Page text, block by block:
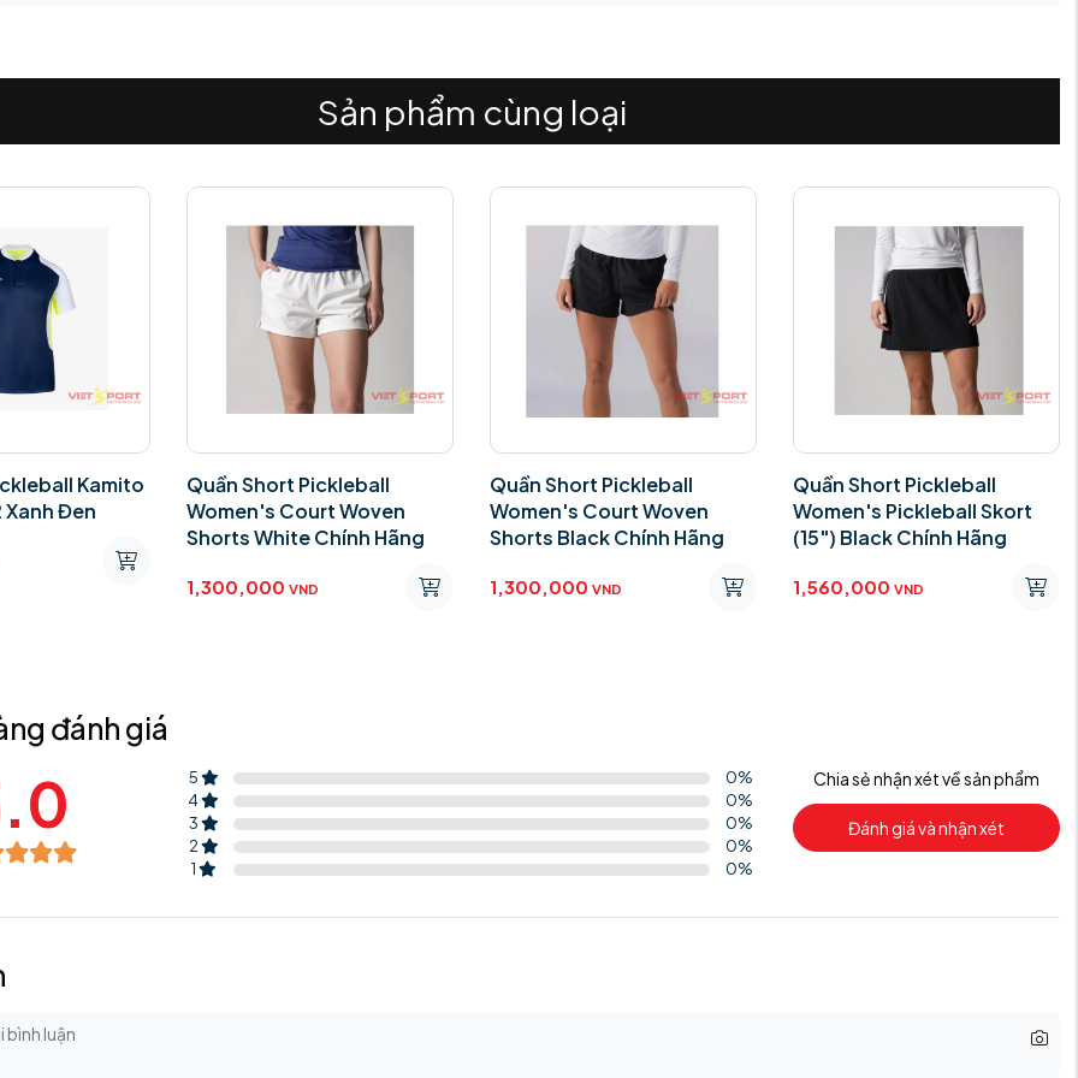
Sản phẩm cùng loại
Woven
Quần Short Pickleball
Women's Court Woven
Shorts Black Chính Hãng
1,300,000 VND
Quần Short Pickleball
Women's Pickleball Skort
(15") Black Chính Hãng
1,560,000 VND
Quần Short Pickleball
Women's Pickleball Skort
(15") White Chính Hãng
1,560,000 VND
đánh giá
5 0%
4
0%
3
0%
2
0%
1
0%
Chia sẻ nhận xét về sản phẩm
Đánh giá và nhận xét